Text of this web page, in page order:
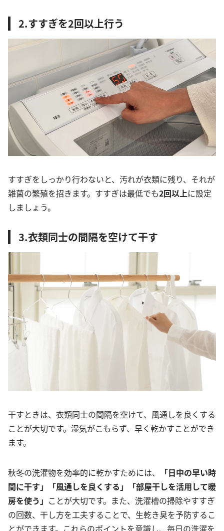
2.すすぎを2回以上行う
すすぎをしっかり行わないと、汚れが衣類に残り、それが
雑菌の繁殖を招きます。すすぎは最低でも2回以上に設定
しましょう。
3.衣類同士の間隔を空けて干す
干すときは、衣類同士の間隔を空けて、風通しを良くする
ことが大切です。湿気がこもらず、早く乾かすことができ
ます。
秋冬の洗濯物を効率的に乾かすためには、
「日中の早い時
間に干す」「風通しを良くする」「部屋干しを活用して暖
房を使う」 ことが大切です。また、洗濯槽の掃除やすすぎ
の回数、干し方を工夫することで、生乾き臭を予防するこ